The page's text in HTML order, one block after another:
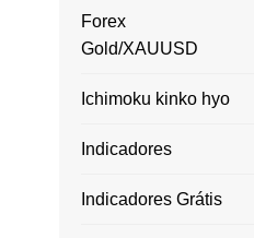
Forex
Gold/XAUUSD
Ichimoku kinko hyo
Indicadores
Indicadores Grátis